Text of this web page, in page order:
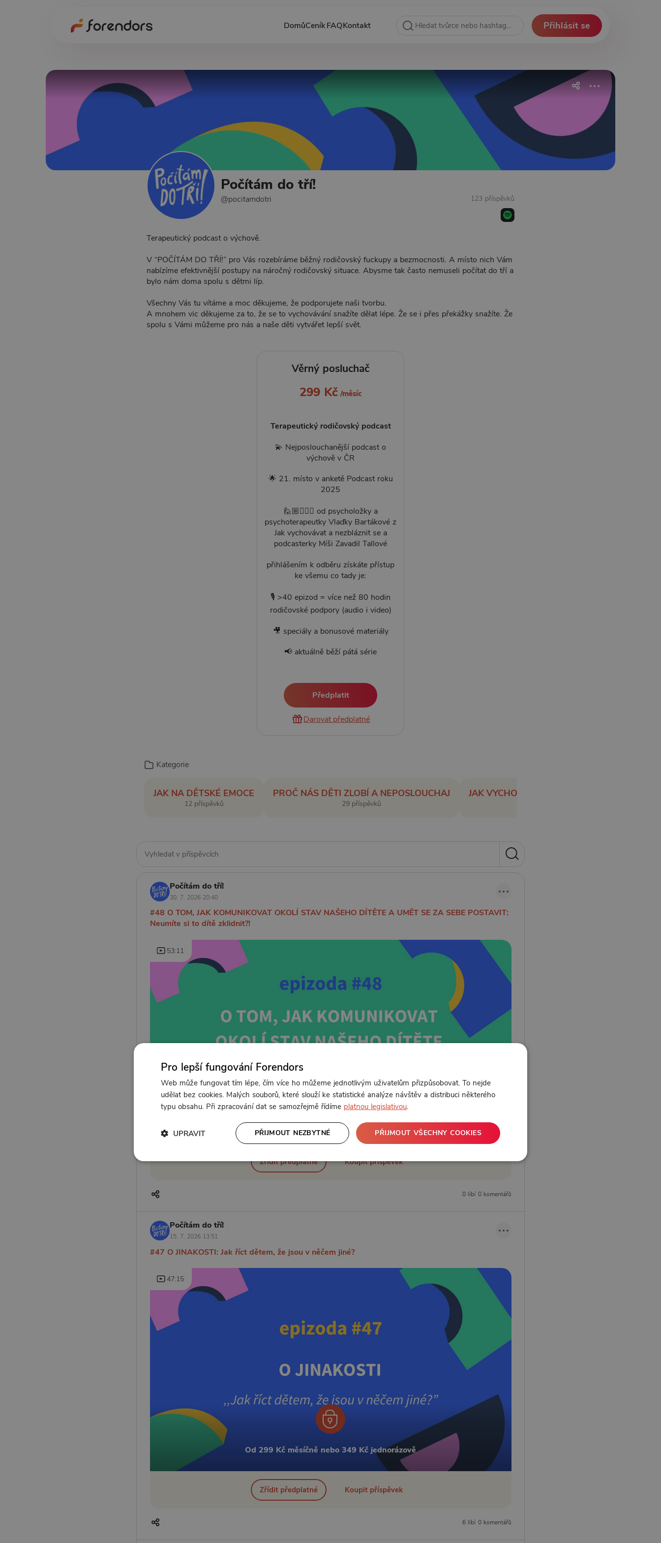
DomůCeníkFAQKontakt Přihlásit se
Počítám do tří!
@pocitamdotri 123 příspěvků
Terapeutický podcast o výchově.
V “POČÍTÁM DO TŘÍ!” pro Vás rozebíráme běžný rodičovský fuckupy a bezmocnosti. A místo nich Vám
nabízíme efektivnější postupy na náročný rodičovský situace. Abysme tak často nemuseli počítat do tří a
bylo nám doma spolu s dětmi líp.
Všechny Vás tu vítáme a moc děkujeme, že podporujete naši tvorbu.
A mnohem vic děkujeme za to, že se to vychovávání snažíte dělat lépe. Že se i přes překá´žky snažíte. Že
spolu s Vámi můžeme pro nás a naše děti vytvářet lepší svět.
Věrný posluchač
299 Kč /měsíc
Terapeutický rodičovský podcast
💫 Nejposlouchanější podcast o
výchově v ČR
🌟 21. místo v anketě Podcast roku
2025
🙋🏼🙋🏻‍♀️ od psycholožky a
psychoterapeutky Vlaďky Bartákové z
Jak vychovávat a nezbláznit se a
podcasterky Míši Zavadil Tallové
přihlášením k odběru získáte přístup
ke všemu co tady je:
🎙 >40 epizod = více než 80 hodin
rodičovské podpory (audio i video)
🎥 speciály a bonusové materiály
📢 aktuálně běží pátá série
Předplatit
Darovat předplatné
Kategorie
JAK NA DĚTSKÉ EMOCE
12 příspěvků
PROČ NÁS DĚTI ZLOBÍ A NEPOSLOUCHAJ
29 příspěvků
JAK VYCHOVAT ÚSPĚŠNÉ A SPOKOJENÉ
Počítám do tří!
30. 7. 2026 20:40
#48 O TOM, JAK KOMUNIKOVAT OKOLÍ STAV NAŠEHO DÍTĚTE A UMĚT SE ZA SEBE POSTAVIT:
Neumíte si to dítě zklidnit?!
53:11
Od 299 Kč měsíčně nebo 399 Kč jednorázově
Zřídit předplatné Koupit příspěvek
0 líbí 0 komentářů
Počítám do tří!
15. 7. 2026 13:51
#47 O JINAKOSTI: Jak říct dětem, že jsou v něčem jiné?
47:15
Od 299 Kč měsíčně nebo 349 Kč jednorázově
Zřídit předplatné Koupit příspěvek
6 líbí 0 komentářů
Pro lepší fungování Forendors
Web může fungovat tím lépe, čím více ho můžeme jednotlivým uživatelům přizpůsobovat. To nejde
udělat bez cookies. Malých souborů, které slouží ke statistické analýze návštěv a distribuci některého
typu obsahu. Při zpracování dat se samozřejmě řídíme platnou legislativou.
PŘIJMOUT VŠECHNY COOKIES
PŘIJMOUT NEZBYTNÉ
UPRAVIT